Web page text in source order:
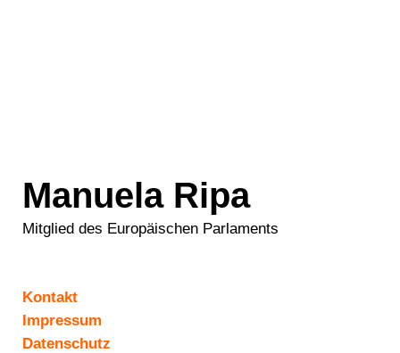
Manuela Ripa
Mitglied des Europäischen Parlaments
Kontakt
Impressum
Datenschutz